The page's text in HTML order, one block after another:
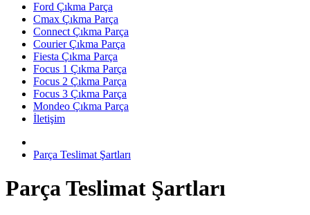
Ford Çıkma Parça
Cmax Çıkma Parça
Connect Çıkma Parça
Courier Çıkma Parça
Fiesta Çıkma Parça
Focus 1 Çıkma Parça
Focus 2 Çıkma Parça
Focus 3 Çıkma Parça
Mondeo Çıkma Parça
İletişim
Parça Teslimat Şartları
Parça Teslimat Şartları